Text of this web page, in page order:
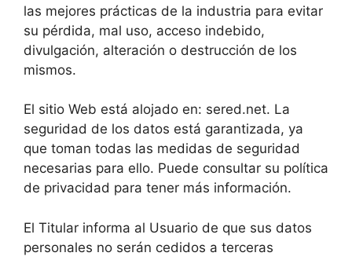
las mejores prácticas de la industria para evitar
su pérdida, mal uso, acceso indebido,
divulgación, alteración o destrucción de los
mismos.
El sitio Web está alojado en: sered.net. La
seguridad de los datos está garantizada, ya
que toman todas las medidas de seguridad
necesarias para ello. Puede consultar su política
de privacidad para tener más información.
El Titular informa al Usuario de que sus datos
personales no serán cedidos a terceras